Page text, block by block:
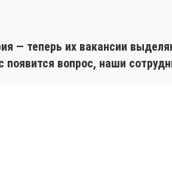
— теперь их вакансии
вопрос, наши